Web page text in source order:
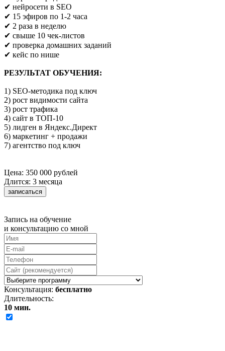
✔ нейросети в SEO
✔ 15 эфиров по 1-2 часа
✔ 2 раза в неделю
✔ свыше 10 чек-листов
✔ проверка домашних заданий
✔ кейс по нише
РЕЗУЛЬТАТ ОБУЧЕНИЯ:
1) SEO-методика под ключ
2) рост видимости сайта
3) рост трафика
4) сайт в ТОП-10
5) лидген в Яндекс.Директ
6) маркетинг + продажи
7) агентство под ключ
Цена: 350 000 рублей
Длится: 3 месяца
записаться
Запись на обучение
и консультацию со мной
Консультация: бесплатно
Длительность:
10 мин.